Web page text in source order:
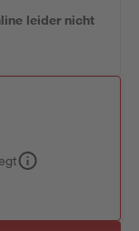
leider nicht